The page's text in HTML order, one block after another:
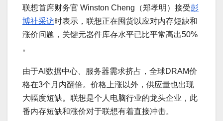
联想首席财务官 Winston Cheng（郑孝明）接受彭
博社采访时表示，联想正在囤货以应对内存短缺和
涨价问题，关键元器件库存水平已比平常高出50%
。
由于AI数据中心、服务器需求挤占，全球DRAM价
格在3个月内翻倍。价格上涨以外，供应量也出现
大幅度短缺。联想是个人电脑行业的龙头企业，此
番内存短缺和涨价对于联想有着直接冲击。